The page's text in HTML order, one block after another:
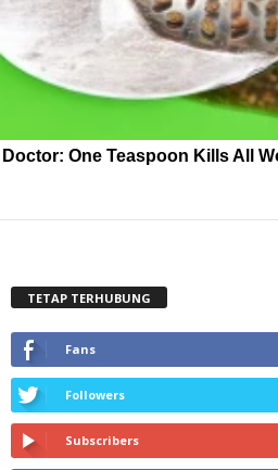
Doctor: One Teaspoon Kills All
TETAP TERHUBUNG
Fans
Followers
Subscribers